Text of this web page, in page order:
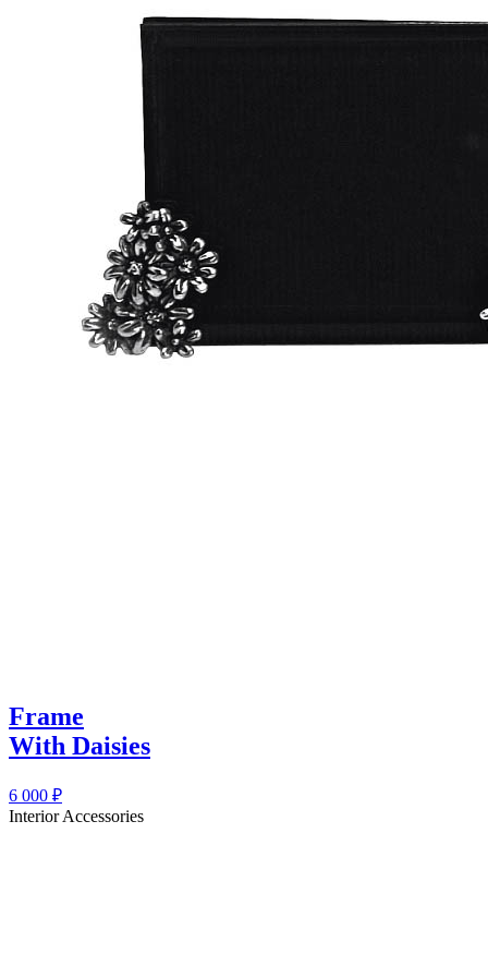
Frame
With Daisies
6 000 ₽
Interior Accessories